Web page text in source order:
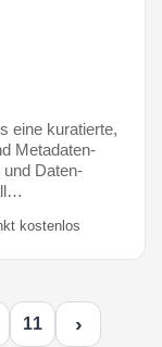
eine kuratierte,
Metadaten-
Daten-
kostenlos
11 ›